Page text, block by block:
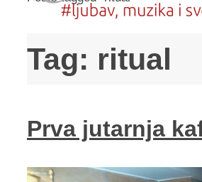
Tag: ritual
Prva jutarnja